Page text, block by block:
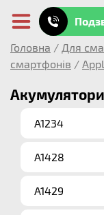
Головна / Для
смартфонів /
A1234
A1428
A1429